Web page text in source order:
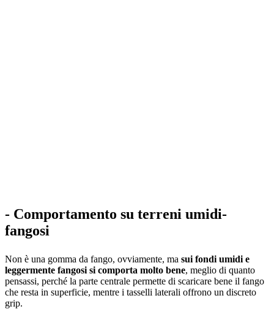
- Comportamento su terreni umidi-
fangosi
Non è una gomma da fango, ovviamente, ma sui fondi umidi e
leggermente fangosi si comporta molto bene, meglio di quanto
pensassi, perché la parte centrale permette di scaricare bene il fango
che resta in superficie, mentre i tasselli laterali offrono un discreto
grip.